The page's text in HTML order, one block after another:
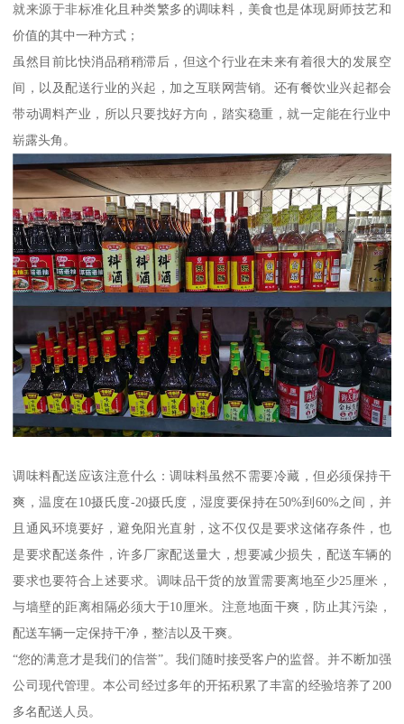
就来源于非标准化且种类繁多的调味料，美食也是体现厨师技艺和
价值的其中一种方式；
虽然目前比快消品稍稍滞后，但这个行业在未来有着很大的发展空
间，以及配送行业的兴起，加之互联网营销。还有餐饮业兴起都会
带动调料产业，所以只要找好方向，踏实稳重，就一定能在行业中
崭露头角。
调味料配送应该注意什么：调味料虽然不需要冷藏，但必须保持干
爽，温度在10摄氏度-20摄氏度，湿度要保持在50%到60%之间，并
且通风环境要好，避免阳光直射，这不仅仅是要求这储存条件，也
是要求配送条件，许多厂家配送量大，想要减少损失，配送车辆的
要求也要符合上述要求。调味品干货的放置需要离地至少25厘米，
与墙壁的距离相隔必须大于10厘米。注意地面干爽，防止其污染，
配送车辆一定保持干净，整洁以及干爽。
“您的满意才是我们的信誉”。我们随时接受客户的监督。并不断加强
公司现代管理。本公司经过多年的开拓积累了丰富的经验培养了200
多名配送人员。